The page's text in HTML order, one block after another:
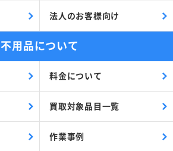
法人のお客様向け
不用品について
料金について
買取対象品目一覧
作業事例